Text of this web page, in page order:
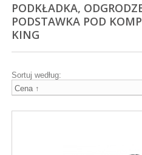
PODKŁADKA,
PODSTAWKA POD
KING
Sortuj według: